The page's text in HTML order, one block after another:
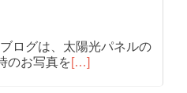
ログは、太陽光パネルの
のお写真を[…]